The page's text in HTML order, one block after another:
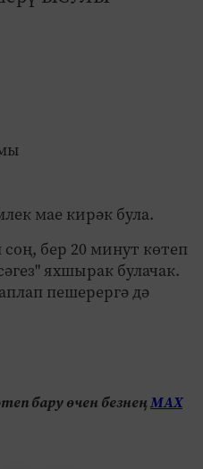
мае кирәк була.
бер 20 минут көтеп
яхшырак булачак.
пешерергә дә
бару өчен безнеңМАХ